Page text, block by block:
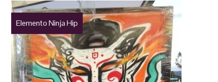
Elemento Ninja Hip